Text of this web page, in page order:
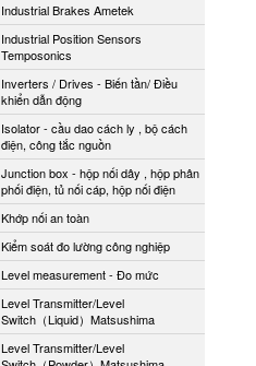
Industrial Brakes Ametek
Industrial Position Sensors
Temposonics
Inverters / Drives - Biến tần/ Điều
khiển dẫn động
Isolator - cầu dao cách ly , bộ cách
điện, công tắc nguồn
Junction box - hộp nối dây , hộp phân
phối điện, tủ nối cáp, hộp nối điện
Khớp nối an toàn
Kiểm soát đo lường công nghiệp
Level measurement - Đo mức
Level Transmitter/Level
Switch（Liquid）Matsushima
Level Transmitter/Level